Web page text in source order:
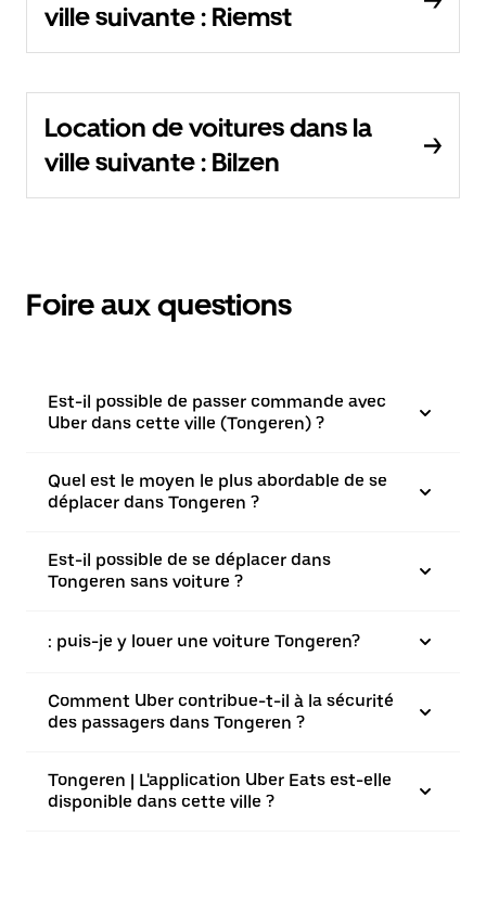
ville suivante : Riemst
Location de voitures dans la
ville suivante : Bilzen
Foire aux questions
Est-il possible de passer commande avec
Uber dans cette ville (Tongeren) ?
Quel est le moyen le plus abordable de se
déplacer dans Tongeren ?
Est-il possible de se déplacer dans
Tongeren sans voiture ?
: puis-je y louer une voiture Tongeren?
Comment Uber contribue-t-il à la sécurité
des passagers dans Tongeren ?
Tongeren | L'application Uber Eats est-elle
disponible dans cette ville ?